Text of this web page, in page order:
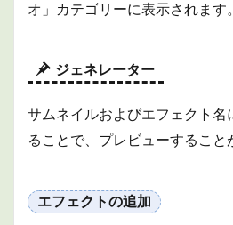
オ」カテゴリーに表示されます。
ジェネレーター
サムネイルおよびエフェクト名
ることで、プレビューすること
エフェクトの追加